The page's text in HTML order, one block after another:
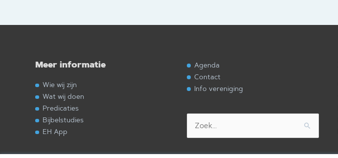
Meer informatie
Wie wij zijn
Wat wij doen
Predicaties
Bijbelstudies
EH App
Agenda
Contact
Info vereniging
naar: